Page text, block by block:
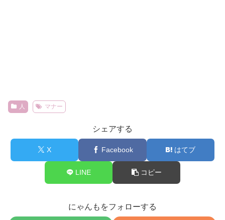
人 マナー
シェアする
X Facebook はてブ
LINE コピー
にゃんもをフォローする